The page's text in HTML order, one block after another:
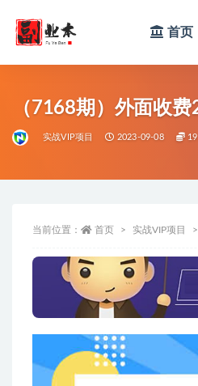
首页
（7168期）外面收
实战VIP项目 2023-09-08
当前位置： 首页 实战VIP项目